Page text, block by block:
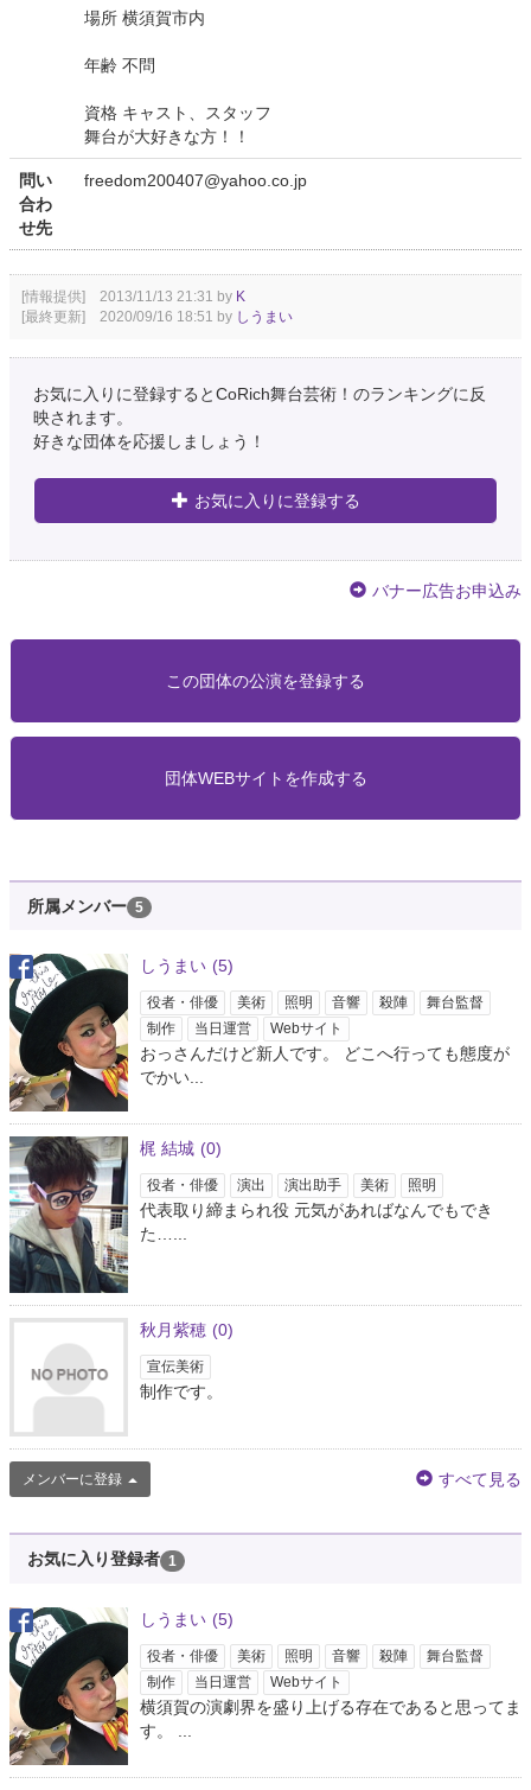
場所 横須賀市内
年齢 不問
資格 キャスト、スタッフ
舞台が大好きな方！！
問い
合わ
せ先
freedom200407@yahoo.co.jp
[情報提供] 2013/11/13 21:31 by K
[最終更新] 2020/09/16 18:51 by しうまい
お気に入りに登録するとCoRich舞台芸術！のランキングに反
映されます。
好きな団体を応援しましょう！
お気に入りに登録する
バナー広告お申込み
この団体の公演を登録する
団体WEBサイトを作成する
所属メンバー 5
しうまい (5)
役者・俳優 美術 照明 音響 殺陣
舞台監督
制作
当日運営 Webサイト
おっさんだけど新人です。 どこへ行っても態度が
でかい...
梶 結城 (0)
役者・俳優 演出 演出助手 美術 照明
代表取り締まられ役 元気があればなんでもでき
た…...
秋月紫穂 (0)
宣伝美術
制作です。
メンバーに登録 すべて見る
お気に入り登録者 1
しうまい (5)
役者・俳優 美術 照明 音響 殺陣
舞台監督
制作
当日運営 Webサイト
横須賀の演劇界を盛り上げる存在であると思ってま
す。 ...